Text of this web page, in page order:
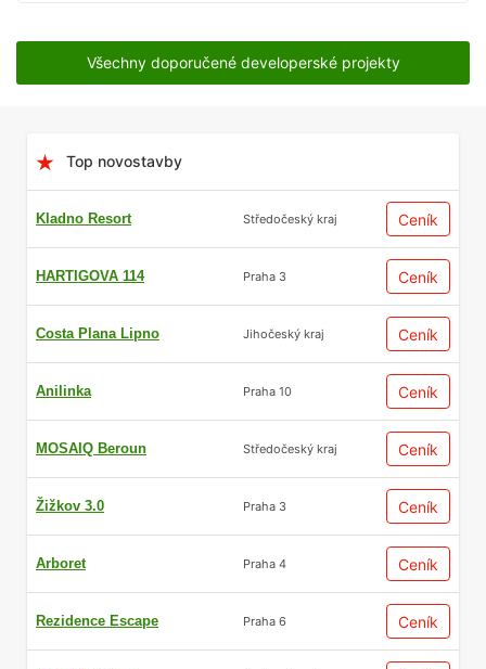
Všechny doporučené developerské projekty
Top novostavby
Kladno Resort Středočeský kraj Ceník
HARTIGOVA 114 Praha 3 Ceník
Costa Plana Lipno Jihočeský kraj Ceník
Anilinka Praha 10 Ceník
MOSAIQ Beroun Středočeský kraj Ceník
Žižkov 3.0 Praha 3 Ceník
Arboret Praha 4 Ceník
Rezidence Escape Praha 6 Ceník